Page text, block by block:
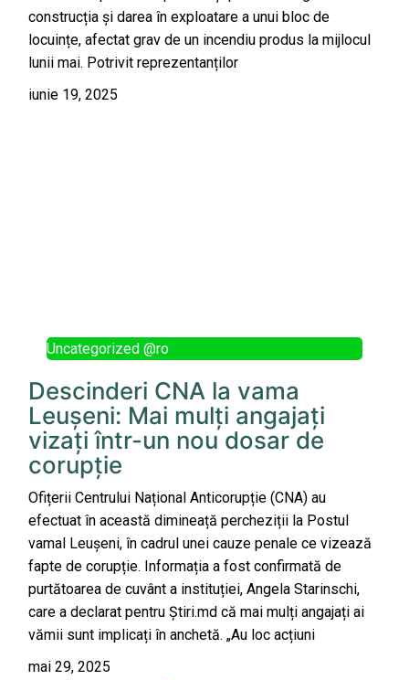
construcția și darea în exploatare a unui bloc de
locuințe, afectat grav de un incendiu produs la mijlocul
lunii mai. Potrivit reprezentanților
iunie 19, 2025
Uncategorized @ro
Descinderi CNA la vama
Leușeni: Mai mulți angajați
vizați într-un nou dosar de
corupție
Ofițerii Centrului Național Anticorupție (CNA) au
efectuat în această dimineață percheziții la Postul
vamal Leușeni, în cadrul unei cauze penale ce vizează
fapte de corupție. Informația a fost confirmată de
purtătoarea de cuvânt a instituției, Angela Starinschi,
care a declarat pentru Știri.md că mai mulți angajați ai
vămii sunt implicați în anchetă. „Au loc acțiuni
mai 29, 2025